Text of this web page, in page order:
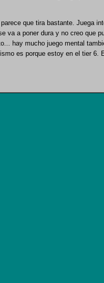
que tira bastante. Juega
va a poner dura y no creo que
hay mucho juego mental
es porque estoy en el tier 6.